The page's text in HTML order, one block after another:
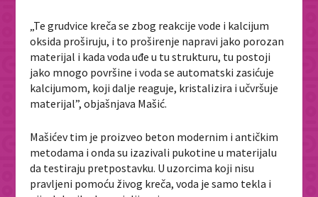
„Te grudvice kreča se zbog reakcije vode i kalcijum
oksida proširuju, i to proširenje napravi jako porozan
materijal i kada voda uđe u tu strukturu, tu postoji
jako mnogo površine i voda se automatski zasićuje
kalcijumom, koji dalje reaguje, kristalizira i učvršuje
materijal”, objašnjava Mašić.
Mašićev tim je proizveo beton modernim i antičkim
metodama i onda su izazivali pukotine u materijalu
da testiraju pretpostavku. U uzorcima koji nisu
pravljeni pomoću živog kreča, voda je samo tekla i